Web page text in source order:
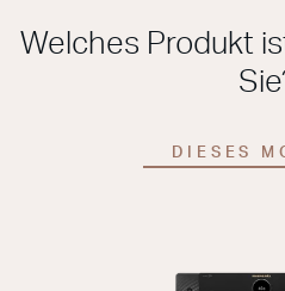
Welches Produkt
DIESES